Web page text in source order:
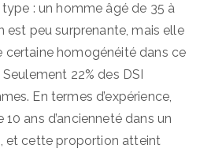
: un homme âgé de 35 à
est peu surprenante, mais elle
certaine homogénéité dans ce
22% des DSI
En termes d’expérience,
ans d’ancienneté dans un
et cette proportion atteint